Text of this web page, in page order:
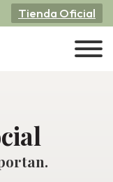
Tienda Oficial